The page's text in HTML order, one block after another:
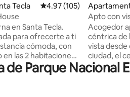
reseñas
Tecla Calificación promedio:
4.97 (105)
en Santa Tecla.
para ofrecerte a ti
cómoda, con
las 2 habitaciones
en la
de verano. Zona
or
Apto con
Flats
Acogedor
céntrica de
vista desde
ciudad, el
que rodean la
Parque Nacional